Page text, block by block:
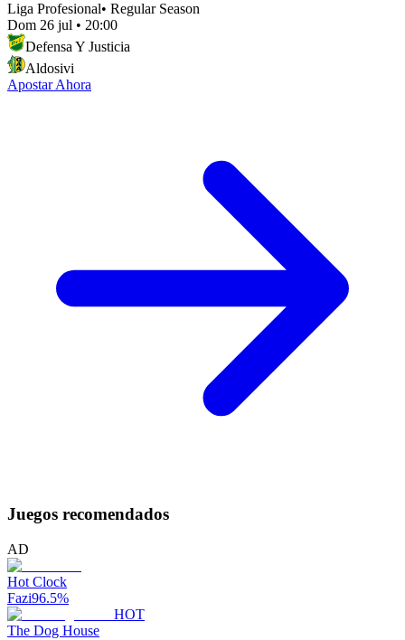
Liga Profesional• Regular Season
Dom 26 jul • 20:00
Defensa Y Justicia
Aldosivi
Apostar Ahora
Juegos recomendados
AD
Hot Clock
Fazi96.5%
HOT
The Dog House